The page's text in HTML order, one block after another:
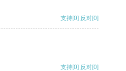
支持[0] 反对[0]
支持[0] 反对[0]